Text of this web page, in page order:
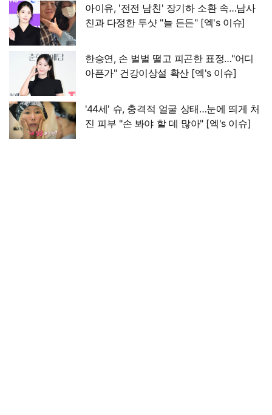
아이유, '전전 남친' 장기하 소환 속…남사
친과 다정한 투샷 "늘 든든" [엑's 이슈]
한승연, 손 벌벌 떨고 피곤한 표정…"어디
아픈가" 건강이상설 확산 [엑's 이슈]
'44세' 슈, 충격적 얼굴 상태…눈에 띄게 처
진 피부 "손 봐야 할 데 많아" [엑's 이슈]